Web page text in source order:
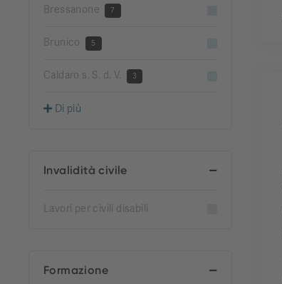
Bressanone 7
Brunico 5
Caldaro s. S. d. V. 3
Di più
Invalidità civile
Lavori per civili disabili
Formazione